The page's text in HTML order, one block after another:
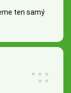
ten samý